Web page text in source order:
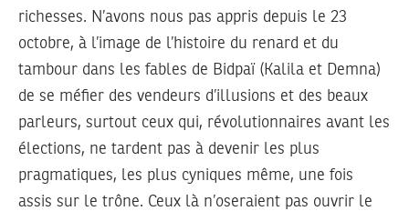
richesses. N’avons nous pas appris depuis le 23
octobre, à l’image de l’histoire du renard et du
tambour dans les fables de Bidpaï (Kalila et Demna)
de se méfier des vendeurs d’illusions et des beaux
parleurs, surtout ceux qui, révolutionnaires avant les
élections, ne tardent pas à devenir les plus
pragmatiques, les plus cyniques même, une fois
assis sur le trône. Ceux là n’oseraient pas ouvrir le